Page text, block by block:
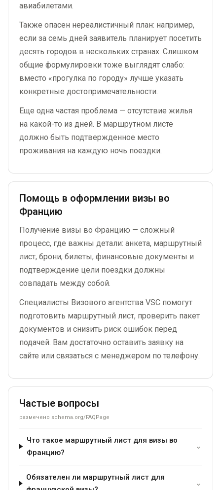
авиабилетами.
Также опасен нереалистичный план: например,
если за семь дней заявитель планирует посетить
десять городов в нескольких странах. Слишком
общие формулировки тоже выглядят слабо:
вместо «прогулка по городу» лучше указать
конкретные достопримечательности.
Еще одна частая проблема — отсутствие жилья
на какой-то из дней. В маршрутном листе
должно быть подтвержденное место
проживания на каждую ночь поездки.
Помощь в оформлении визы во
Францию
Получение визы во Францию — сложный
процесс, где важны детали: анкета, маршрутный
лист, брони, билеты, финансовые документы и
подтверждение цели поездки должны
совпадать между собой.
Специалисты Визового агентства VSC помогут
подготовить маршрутный лист, проверить пакет
документов и снизить риск ошибок перед
подачей. Вам достаточно оставить заявку на
сайте или связаться с менеджером по телефону.
Частые вопросы
размечено schema.org/FAQPage
Что такое маршрутный лист для визы во
Францию?
⌄
Обязателен ли маршрутный лист для
⌄